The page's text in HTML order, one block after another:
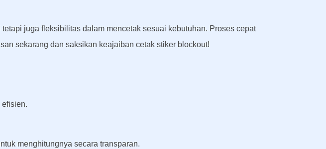
juga fleksibilitas dalam mencetak sesuai kebutuhan. Proses cepat
sekarang dan saksikan keajaiban cetak stiker blockout!
efisien.
menghitungnya secara transparan.